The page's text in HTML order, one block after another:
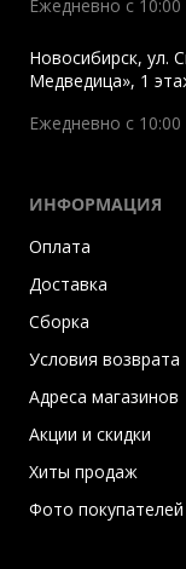
Ежедневно с 10:00
Новосибирск, ул.
Медведица», 1
Ежедневно с 10:00
ИНФОРМАЦИЯ
Оплата
Доставка
Сборка
Условия возврата
Адреса магазинов
Акции и скидки
Хиты продаж
Фото покупателей